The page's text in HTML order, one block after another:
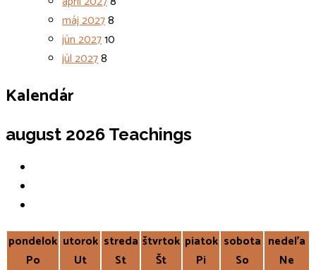
máj 20278
jún 202710
júl 20278
Kalendár
august 2026 Teachings
pondelok
Po
utorok
Ut
streda
St
štvrtok
Št
piatok
Pi
sobota
So
nedeľa
Ne